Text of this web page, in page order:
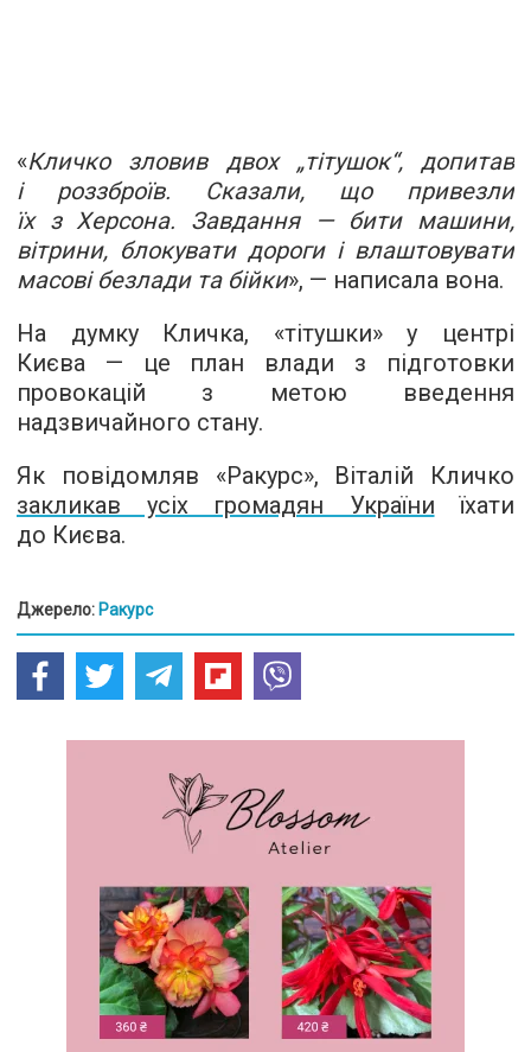
«Кличко зловив двох „тітушок“, допитав
і роззброїв. Сказали, що привезли
їх з Херсона. Завдання — бити машини,
вітрини, блокувати дороги і влаштовувати
масові безлади та бійки», — написала вона.
На думку Кличка, «тітушки» у центрі
Києва — це план влади з підготовки
провокацій з метою введення
надзвичайного стану.
Як повідомляв «Ракурс», Віталій Кличко
закликав усіх громадян України їхати
до Києва.
Джерело: Ракурс